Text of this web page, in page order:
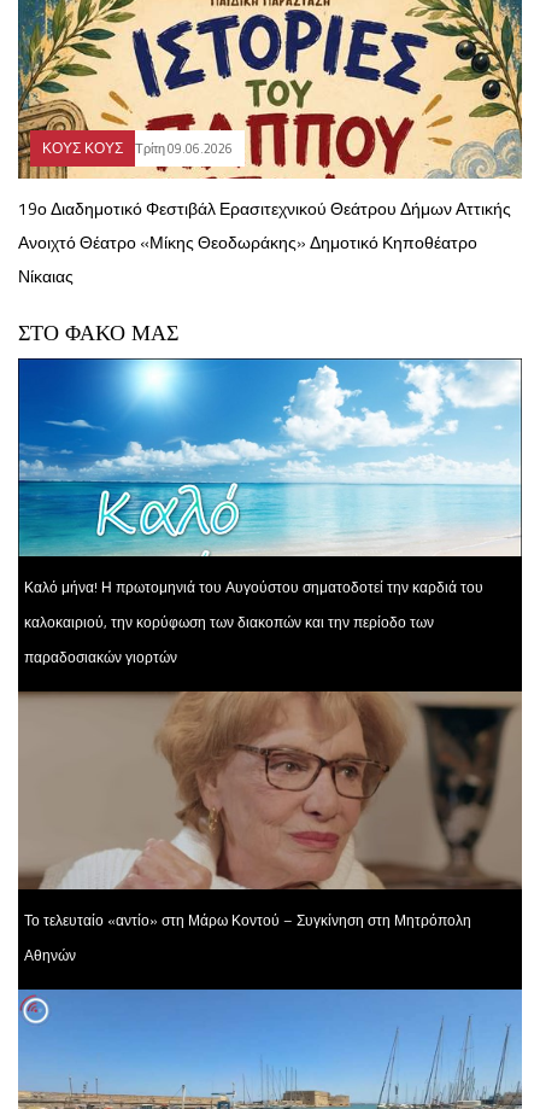
ΚΟΥΣ ΚΟΥΣ Τρίτη 09.06.2026
19ο Διαδημοτικό Φεστιβάλ Ερασιτεχνικού Θεάτρου Δήμων Αττικής
Ανοιχτό Θέατρο «Μίκης Θεοδωράκης» Δημοτικό Κηποθέατρο
Νίκαιας
ΣΤΟ ΦΑΚΟ ΜΑΣ
Καλό μήνα! Η πρωτομηνιά του Αυγούστου σηματοδοτεί την καρδιά του
καλοκαιριού, την κορύφωση των διακοπών και την περίοδο των
παραδοσιακών γιορτών
Το τελευταίο «αντίο» στη Μάρω Κοντού – Συγκίνηση στη Μητρόπολη
Αθηνών